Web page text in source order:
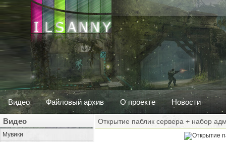
Видео Файловый архив О проекте Новости
Видео
Мувики
Открытие паблик сервера + набор